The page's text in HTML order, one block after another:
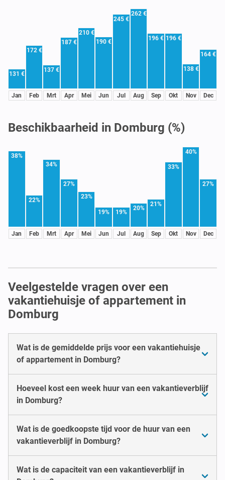
131 €
Jan
172 €
Feb
137 €
Mrt
187 €
Apr
210 €
Mei
190 €
Jun
245 €
Jul
262 €
Aug
196 €
Sep
196 €
Okt
138 €
Nov
164 €
Dec
Beschikbaarheid in Domburg (%)
38%
Jan
22%
Feb
34%
Mrt
27%
Apr
23%
Mei
19%
Jun
19%
Jul
20%
Aug
21%
Sep
33%
Okt
40%
Nov
27%
Dec
Veelgestelde vragen over een
vakantiehuisje of appartement in
Domburg
Wat is de gemiddelde prijs voor een vakantiehuisje
of appartement in Domburg?
Hoeveel kost een week huur van een vakantieverblijf
in Domburg?
Wat is de goedkoopste tijd voor de huur van een
vakantieverblijf in Domburg?
Wat is de capaciteit van een vakantieverblijf in